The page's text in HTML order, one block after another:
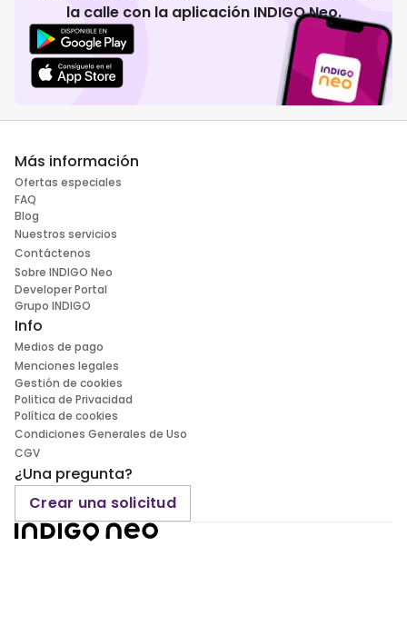
la calle con la aplicación INDIGO Neo.
Más información
Ofertas especiales
FAQ
Blog
Nuestros servicios
Contáctenos
Sobre INDIGO Neo
Developer Portal
Grupo INDIGO
Info
Medios de pago
Menciones legales
Gestión de cookies
Politica de Privacidad
Política de cookies
Condiciones Generales de Uso
CGV
¿Una pregunta?
Crear una solicitud